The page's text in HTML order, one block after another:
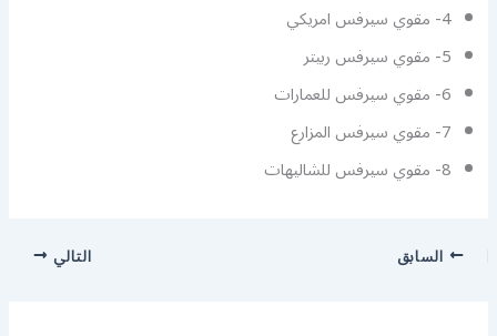
4- مقوي سيرفس امريكي
5- مقوي سيرفس ربيتر
6- مقوي سيرفس للعمارات
7- مقوي سيرفس المزارع
8- مقوي سيرفس للشاليهات
السابق التالي